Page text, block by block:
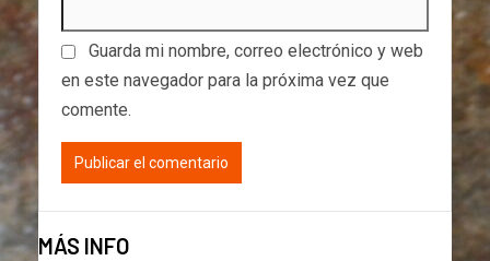
Guarda mi nombre, correo electrónico y web
en este navegador para la próxima vez que
comente.
MÁS INFO